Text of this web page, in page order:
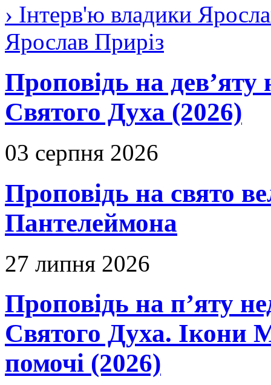
› Інтерв'ю владики
Ярослав Приріз
Проповідь на дев’яту
Святого Духа (2026)
03 серпня 2026
Проповідь на свято
Пантелеймона
27 липня 2026
Проповідь на п’яту
Святого Духа. Ікони
помочі (2026)